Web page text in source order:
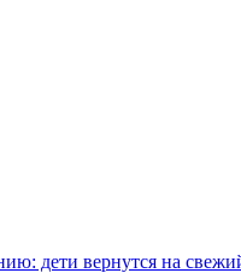
дети вернутся на